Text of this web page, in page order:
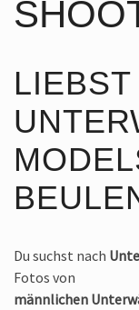
LIEBST
Du suchst nach
Fotos von
männlichen